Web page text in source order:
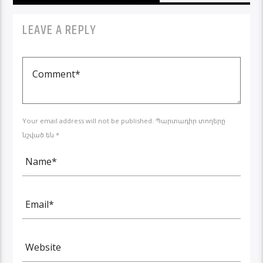
LEAVE A REPLY
Your email address will not be published. Պարտադիր տողերը
նշված են *